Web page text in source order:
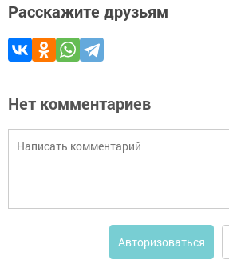
Расскажите друзьям
Нет комментариев
Авторизоваться